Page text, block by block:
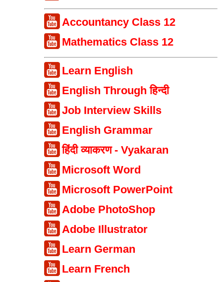
Accountancy Class 12
Mathematics Class 12
Learn English
English Through हिन्दी
Job Interview Skills
English Grammar
हिंदी व्याकरण - Vyakaran
Microsoft Word
Microsoft PowerPoint
Adobe PhotoShop
Adobe Illustrator
Learn German
Learn French